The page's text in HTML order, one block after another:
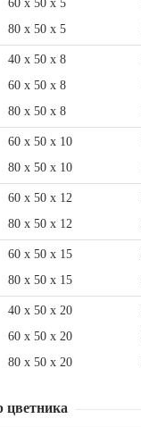
60 x 50 x 5
80 x 50 x 5
40 x 50 x 8
60 x 50 x 8
80 x 50 x 8
60 x 50 x 10
80 x 50 x 10
60 x 50 x 12
80 x 50 x 12
60 x 50 x 15
80 x 50 x 15
40 x 50 x 20
60 x 50 x 20
80 x 50 x 20
цветника